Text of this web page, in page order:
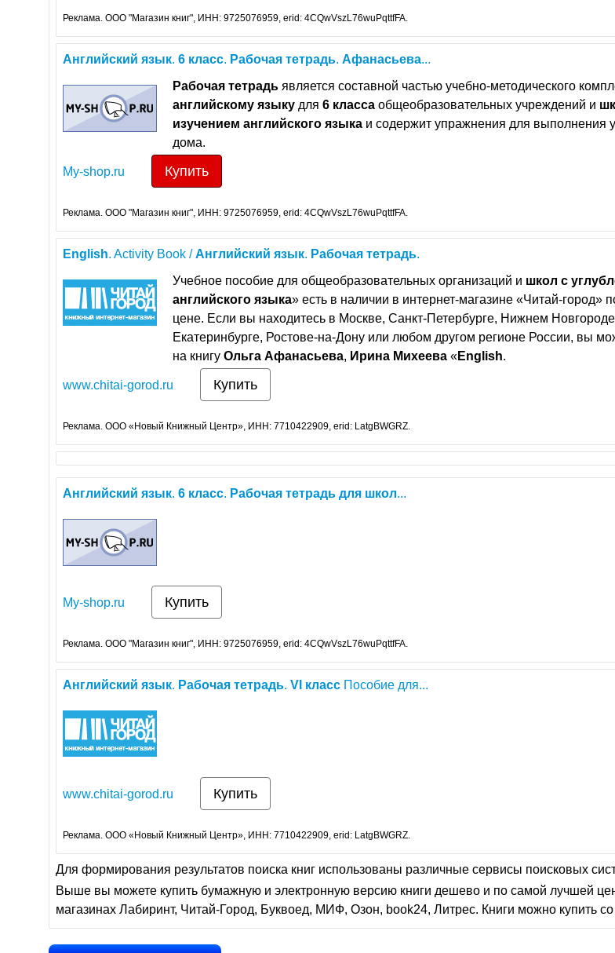
Реклама. ООО "Магазин книг", ИНН: 9725076959, erid: 4CQwVszL76wuPqttfFA.
Английский язык. 6 класс. Рабочая тетрадь. Афанасьева...
Рабочая тетрадь является составной частью учебно-методического
английскому языку для 6 класса общеобразовательных учреждений и
изучением английского языка и содержит упражнения для выполнения
дома.
My-shop.ru Купить
Реклама. ООО "Магазин книг", ИНН: 9725076959, erid: 4CQwVszL76wuPqttfFA.
English. Activity Book /Английский язык. Рабочая тетрадь.
Учебное пособие для общеобразовательных организаций и школ с
английского языка» есть в наличии в интернет-магазине «Читай-город»
цене. Если вы находитесь в Москве, Санкт-Петербурге, Нижнем
Екатеринбурге, Ростове-на-Дону или любом другом регионе России, вы
на книгу Ольга Афанасьева, Ирина Михеева «English.
www.chitai-gorod.ru Купить
Реклама. ООО «Новый Книжный Центр», ИНН: 7710422909, erid: LatgBWGRZ.
Английский язык. 6 класс. Рабочая тетрадь для школ...
My-shop.ru Купить
Реклама. ООО "Магазин книг", ИНН: 9725076959, erid: 4CQwVszL76wuPqttfFA.
Английский язык. Рабочая тетрадь. VI класс Пособие для...
www.chitai-gorod.ru Купить
Реклама. ООО «Новый Книжный Центр», ИНН: 7710422909, erid: LatgBWGRZ.
Для формирования результатов поиска книг использованы различные сервисы поисковых
Выше вы можете купить бумажную и электронную версию книги дешево и по самой лучшей
магазинах Лабиринт, Читай-Город, Буквоед, МИФ, Озон, book24, Литрес. Книги можно купить